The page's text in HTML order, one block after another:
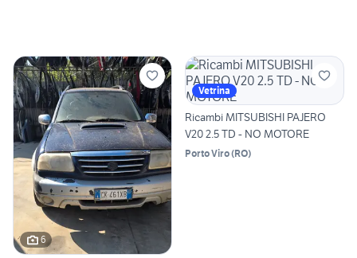
6
Vetrina
Ricambi MITSUBISHI PAJERO
V20 2.5 TD - NO MOTORE
Porto Viro(RO)